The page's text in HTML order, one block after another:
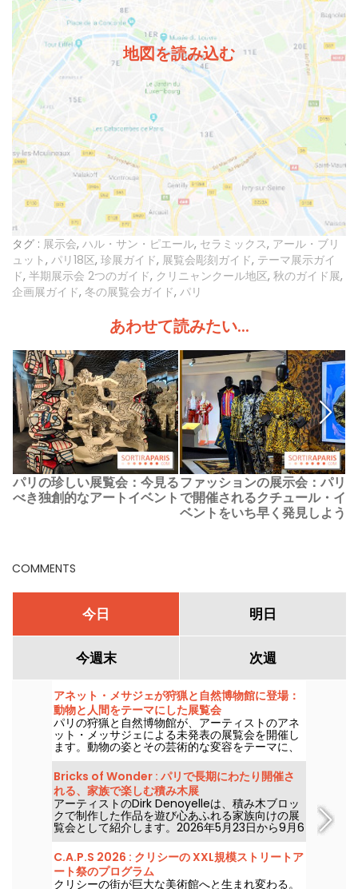
地図を読み込む
タグ : 展示会, ハル・サン・ピエール, セラミックス, アール・ブリ
ュット, パリ18区, 珍展ガイド, 展覧会彫刻ガイド, テーマ展示ガイ
ド, 半期展示会 2つのガイド, クリニャンクール地区, 秋のガイド展,
企画展ガイド, 冬の展覧会ガイド, パリ
あわせて読みたい...
パリの珍しい展覧会：今見る
べき独創的なアートイベント
ファッションの展示会：パリ
で開催されるクチュール・イ
ベントをいち早く発見しよう
COMMENTS
今日 明日
今週末 次週
アネット・メサジェが狩猟と自然博物館に登場：
動物と人間をテーマにした展覧会
パリの狩猟と自然博物館が、アーティストのアネ
ット・メッサジェによる未発表の展覧会を開催し
ます。動物の姿とその芸術的な変容をテーマに、
4月14日から2026年9月20日まで展示されます。
「一羽のツバメだけでは春は来ない」というタイ
トルのこの展覧会は、インスタレーションやハイ
ブリッドな作品、そして象徴的なアートピースを
通じて、博物館のコレクションと対話します。
Bricks of Wonder : パリで長期にわたり開催さ
れる、家族で楽しむ積み木展
アーティストのDirk Denoyelleは、積み木ブロッ
クで制作した作品を遊び心あふれる家族向けの展
覧会として紹介します。2026年5月23日から9月6
日まで、パリのエスパス・シャンプレで開催。
C.A.P.S 2026 : クリシーの XXL規模ストリートア
ート祭のプログラム
クリシーの街が巨大な美術館へと生まれ変わる。